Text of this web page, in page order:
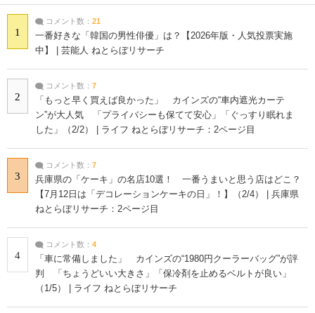
1
コメント数： 21
一番好きな「韓国の男性俳優」は？【2026年版・人気投票実施
中】 | 芸能人 ねとらぼリサーチ
2
コメント数： 7
「もっと早く買えば良かった」 カインズの“車内遮光カーテ
ン”が大人気 「プライバシーも保てて安心」「ぐっすり眠れま
した」（2/2） | ライフ ねとらぼリサーチ：2ページ目
3
コメント数： 7
兵庫県の「ケーキ」の名店10選！ 一番うまいと思う店はどこ？
【7月12日は「デコレーションケーキの日」！】（2/4） | 兵庫県
ねとらぼリサーチ：2ページ目
4
コメント数： 4
「車に常備しました」 カインズの“1980円クーラーバッグ”が評
判 「ちょうどいい大きさ」「保冷剤を止めるベルトが良い」
（1/5） | ライフ ねとらぼリサーチ